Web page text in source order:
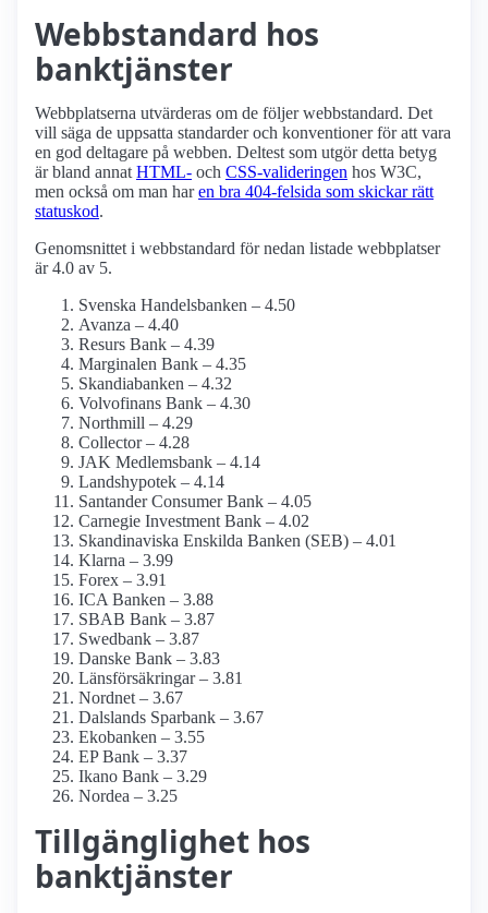
Webbstandard hos
banktjänster
Webbplatserna utvärderas om de följer webbstandard. Det
vill säga de uppsatta standarder och konventioner för att vara
en god deltagare på webben. Deltest som utgör detta betyg
är bland annat HTML- och CSS-valideringen hos W3C,
men också om man haren bra 404-felsida som skickar rätt
statuskod.
Genomsnittet i webbstandard för nedan listade webbplatser
är 4.0 av 5.
Svenska Handelsbanken – 4.50
Avanza – 4.40
Resurs Bank – 4.39
Marginalen Bank – 4.35
Skandiabanken – 4.32
Volvofinans Bank – 4.30
Northmill – 4.29
Collector – 4.28
JAK Medlemsbank – 4.14
Landshypotek – 4.14
Santander Consumer Bank – 4.05
Carnegie Investment Bank – 4.02
Skandinaviska Enskilda Banken (SEB) – 4.01
Klarna – 3.99
Forex – 3.91
ICA Banken – 3.88
SBAB Bank – 3.87
Swedbank – 3.87
Danske Bank – 3.83
Länsförsäkringar – 3.81
Nordnet – 3.67
Dalslands Sparbank – 3.67
Ekobanken – 3.55
EP Bank – 3.37
Ikano Bank – 3.29
Nordea – 3.25
Tillgänglighet hos
banktjänster